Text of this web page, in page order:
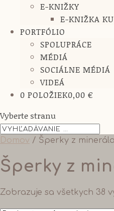
E-KNIŽKY
E-KNIŽKA
PORTFÓLIO
SPOLUPRÁCE
MÉDIÁ
SOCIÁLNE MÉDIÁ
VIDEÁ
0 POLOŽIEK0,00 €
Vyberte stranu
Domov / Šperky z
Šperky z
Zobrazuje sa všetkych 38